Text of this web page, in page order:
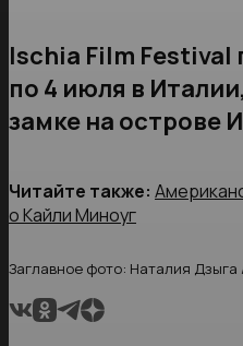
Ischia Film Festival
по 4 июля в
замке на острове
Читайте также:
о Кайли Миноуг
Заглавное фото: Наталия